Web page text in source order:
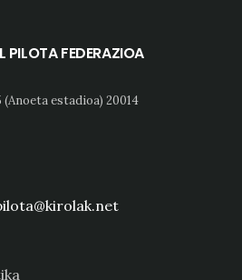
PILOTA FEDERAZIOA
(Anoeta estadioa) 20014